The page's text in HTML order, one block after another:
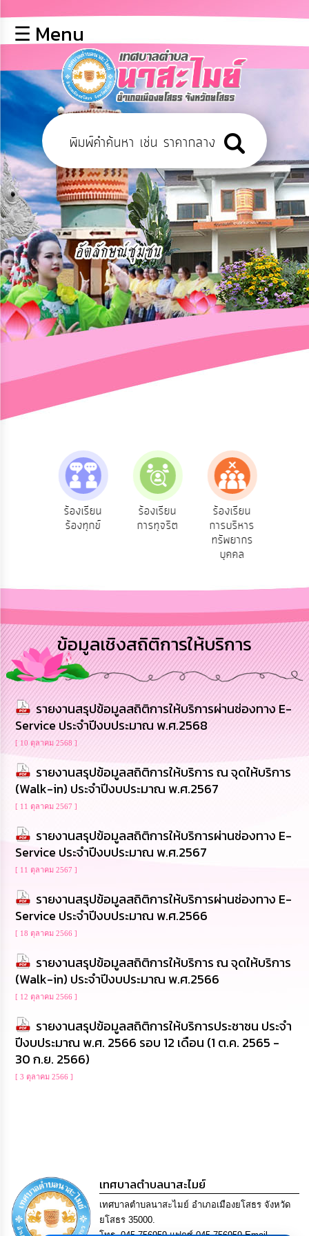
หลัก
ข้อมูล
ฐาน
บุคลากร
ข่าว
ประชาสัมพันธ์
การ
เปิด
เผย
ข้อมูล
สาธารณะ
OIT
การ
ปฏิสัมพันธ์
ความ
ยุทธศาสตร์/
ทรัพยากร
การ
บริหาร
งาน
การ
ส่ง
เสริม
ความ
โปร่งใส
การ
จัด
ซื้อ
จ้าง
การ
เงิน
การ
คลัง
นโยบาย
No
Gift
Policy
การ
ดำเนิน
การ
เพื่อ
ป้องกัน
การ
และ
ความ
โปร่งใส
☰ Menu
ร้องเรียน
ร้องทุกข์
ร้องเรียน
การทุจริต
ร้องเรียน
การบริหาร
ทรัพยากร
บุคคล
ข้อมูลเชิงสถิติการให้บริการ
รายงานสรุปข้อมูลสถิติการให้บริการผ่านช่องทาง E-
Service ประจำปีงบประมาณ พ.ศ.2568
[ 10 ตุลาคม 2568 ]
รายงานสรุปข้อมูลสถิติการให้บริการ ณ จุดให้บริการ
(Walk-in) ประจำปีงบประมาณ พ.ศ.2567
[ 11 ตุลาคม 2567 ]
รายงานสรุปข้อมูลสถิติการให้บริการผ่านช่องทาง E-
Service ประจำปีงบประมาณ พ.ศ.2567
[ 11 ตุลาคม 2567 ]
รายงานสรุปข้อมูลสถิติการให้บริการผ่านช่องทาง E-
Service ประจำปีงบประมาณ พ.ศ.2566
[ 18 ตุลาคม 2566 ]
รายงานสรุปข้อมูลสถิติการให้บริการ ณ จุดให้บริการ
(Walk-in) ประจำปีงบประมาณ พ.ศ.2566
[ 12 ตุลาคม 2566 ]
รายงานสรุปข้อมูลสถิติการให้บริการประชาชน ประจำ
ปีงบประมาณ พ.ศ. 2566 รอบ 12 เดือน (1 ต.ค. 2565 -
30 ก.ย. 2566)
[ 3 ตุลาคม 2566 ]
เทศบาลตำบลนาสะไมย์
เทศบาลตำบลนาสะไมย์ อำเภอเมืองยโสธร จังหวัด
ยโสธร 35000.